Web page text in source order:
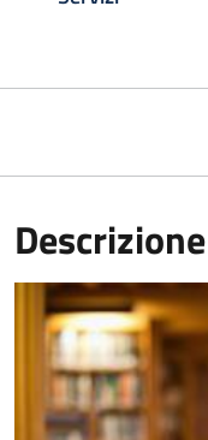
Descrizione